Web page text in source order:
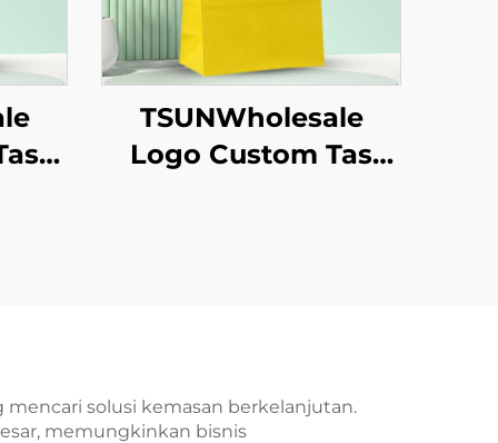
TSUNWholesale
Logo Custom Tas
Baru/Christmas
solusi kemasan berkelanjutan.
memungkinkan bisnis